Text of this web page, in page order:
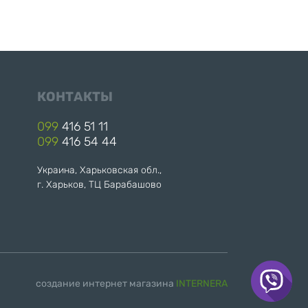
КОНТАКТЫ
099416 51 11
099416 54 44
Украина, Харьковская обл.,
г. Харьков, ТЦ Барабашово
создание интернет магазина INTERNERA